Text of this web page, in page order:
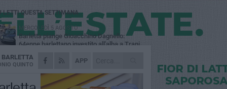
APP
BARLETTA
QUINTO
LETTI QUESTA SETTIMANA
MERCOLEDÌ 5 AGOSTO
Barletta piange Gioacchino Dagnello:
64enne barlettano investito all'alba a Trani
GIOVEDÌ 6 AGOSTO
Il ricordo di "Cecco", il benzinaio col
sorriso: «Contava i giorni che lo
dalla pensione»
VENERDÌ 7 AGOSTO